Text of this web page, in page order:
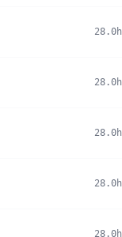
28.0h
28.0h
28.0h
28.0h
28.0h